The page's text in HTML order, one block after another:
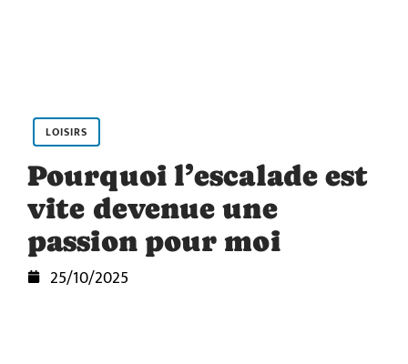
LOISIRS
Pourquoi l’escalade est
vite devenue une
passion pour moi
25/10/2025